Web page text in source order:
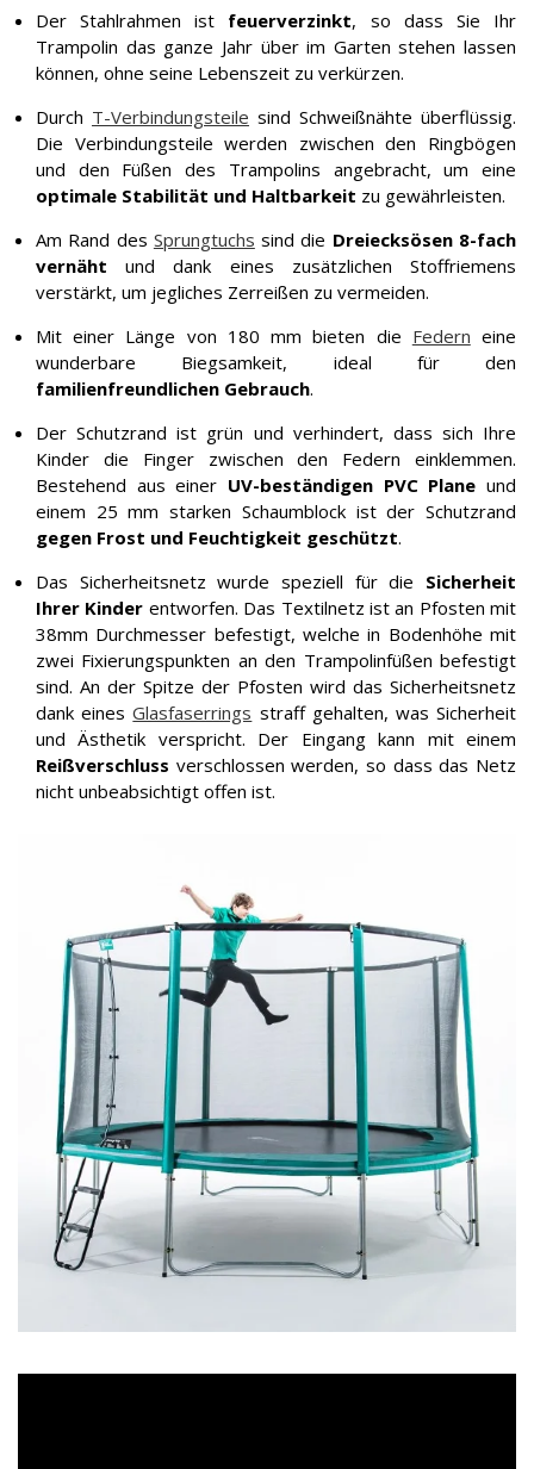
Der Stahlrahmen ist feuerverzinkt, so dass Sie Ihr
Trampolin das ganze Jahr über im Garten stehen lassen
können, ohne seine Lebenszeit zu verkürzen.
Durch T-Verbindungsteile sind Schweißnähte überflüssig.
Die Verbindungsteile werden zwischen den Ringbögen
und den Füßen des Trampolins angebracht, um eine
optimale Stabilität und Haltbarkeit zu gewährleisten.
Am Rand des Sprungtuchs sind die Dreiecksösen 8-fach
vernäht und dank eines zusätzlichen Stoffriemens
verstärkt, um jegliches Zerreißen zu vermeiden.
Mit einer Länge von 180 mm bieten die Federn eine
wunderbare Biegsamkeit, ideal für den
familienfreundlichen Gebrauch.
Der Schutzrand ist grün und verhindert, dass sich Ihre
Kinder die Finger zwischen den Federn einklemmen.
Bestehend aus einer UV-beständigen PVC Plane und
einem 25 mm starken Schaumblock ist der Schutzrand
gegen Frost und Feuchtigkeit geschützt.
Das Sicherheitsnetz wurde speziell für die Sicherheit
Ihrer Kinder entworfen. Das Textilnetz ist an Pfosten mit
38mm Durchmesser befestigt, welche in Bodenhöhe mit
zwei Fixierungspunkten an den Trampolinfüßen befestigt
sind. An der Spitze der Pfosten wird das Sicherheitsnetz
dank einesGlasfaserrings straff gehalten, was Sicherheit
und Ästhetik verspricht. Der Eingang kann mit einem
Reißverschluss verschlossen werden, so dass das Netz
nicht unbeabsichtigt offen ist.